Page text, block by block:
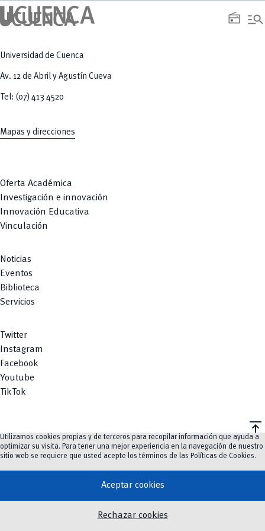
radio manage_search
Universidad de Cuenca
Av. 12 de Abril y Agustín Cueva
Tel: (07) 413 4520
Mapas y direcciones
Oferta Académica
Investigación e innovación
Innovación Educativa
Vinculación
Noticias
Eventos
Biblioteca
Servicios
Twitter
Instagram
Facebook
Youtube
TikTok
vertical_align_top
©2023-2026UCuenca.
Utilizamos cookies propias y de terceros para recopilar información que ayuda a
optimizar su visita. Para tener una mejor experiencia en la navegación de nuestro
sitio web se requiere que usted acepte los términos de las Políticas de Cookies.
Aceptar cookies
Rechazar cookies